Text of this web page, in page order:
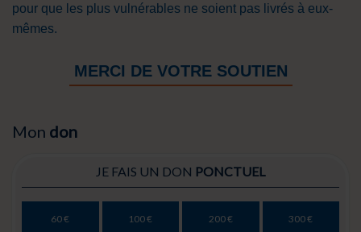
pour que les plus vulnérables ne soient pas livrés à eux-
mêmes.
MERCI DE VOTRE SOUTIEN
Mon don
JE FAIS UN DON PONCTUEL
60 € 100 € 200 € 300 €